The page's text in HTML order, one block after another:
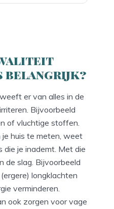
belangrijk?
er van alles in de
Bijvoorbeeld
of vluchtige stoffen.
huis te meten, weet
die je inademt. Met die
de slag. Bijvoorbeeld
longklachten
verminderen.
ook zorgen voor vage